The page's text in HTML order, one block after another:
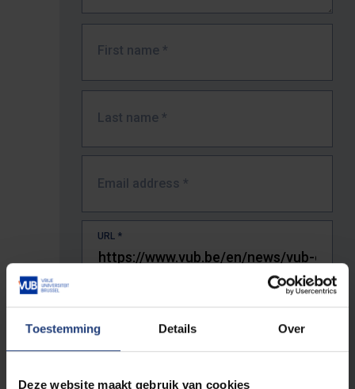
Toestemming Details Over
Deze website maakt gebruik van cookies
First name *
Last name *
Email address *
URL *
The full URL of the page where you encountered the error.